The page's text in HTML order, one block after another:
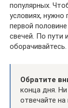
популярных.
условиях, нужно
первой
свечей. По пути
оборачивайтесь.
Обратите
конца дня. Ни
отвечайте